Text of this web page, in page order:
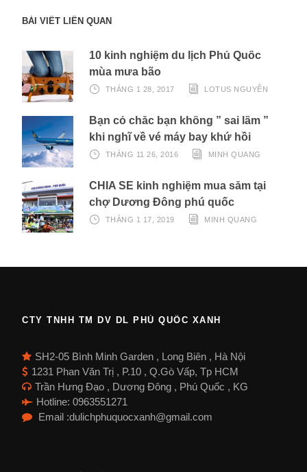
BÀI VIẾT LIÊN QUAN
10 kinh nghiệm du lịch Phú Quốc
mùa mưa bão
THÁNG 1 28, 2017 LOTUS NGUYỄN
Bạn có chắc bạn không ” sai lầm ”
khi nghĩ về vé máy bay khứ hồi
THÁNG 11 26, 2016 MINH QUANG
CHIA SẺ kinh nghiệm mua sắm tại
chợ Dương Đông phú quốc
THÁNG 1 17, 2019 MINH QUANG
CTY TNHH TM DV DL PHÚ QUỐC XANH
SH2-05 Bình Minh Garden , Long Biên , Hà Nội
1231 Phan Văn Trị , P.10 , Q.Gò Vấp, Tp HCM
Trần Hưng Đạo , Dương Đông , Phú Quốc , KG
Hotline: 0963551271
Email :dulichphuquocxanh@gmail.com